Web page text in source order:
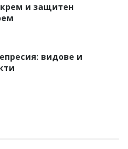
и защитен
видове и